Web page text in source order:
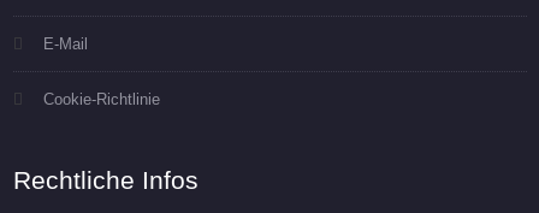
E-Mail
Cookie-Richtlinie
Rechtliche Infos